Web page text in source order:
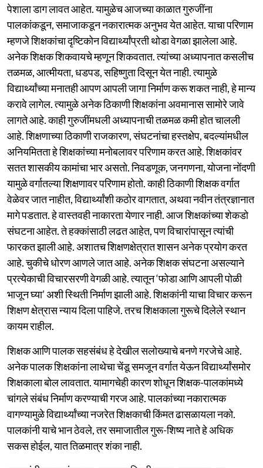
पेशाला डाग लावत आहेत. यामुळेच आजच्या काळात गुरुजींना
पालकांकडून, समाजाकडून नकारात्मक अनुभव येत आहेत. याचा परिणाम
म्हणजे शिक्षकांचा दृष्टिकोन विद्यार्थ्यांप्रती थोडा वेगळा झालेला आहे.
अनेक शिक्षक शिकवायचे म्हणून शिकवतात. त्यांच्या अध्यापनात कसलीच
तळमळ, आत्मीयता, धडपड, सहिष्णुता दिसून येत नाही. त्यामुळे
विद्यार्थ्यांच्या मनातही आपण आपली जागा निर्माण करू शकत नाही, हे मान्य
करावे लागेल. त्यामुळे अनेक ठिकाणी शिक्षकांना अवमानास सामोरे जावे
लागते आहे. काही गुरुजींमधली अध्यापनाची तळमळ कमी होत चालली
आहे. शिक्षणाच्या ठिकाणी राजकारण, संघटनांचा हस्तक्षेप, बदल्यांमधील
अनियमितता हे शिक्षकांच्या मनोबलावर परिणाम करत आहे. शिक्षकांवर
सतत शासकीय कामांचा भार असतो. निवडणूक, जनगणना, योजना नोंदणी
यामुळे वर्गातल्या शिक्षणावर परिणाम होतो. काही ठिकाणी शिक्षक वर्गात
वेळेवर जात नाहीत, विद्यार्थ्यांशी कठोर वागतात, अथवा नवीन तंत्रज्ञानात
मागे पडतात. हे वास्तवही नाकारता येणार नाही. आज शिक्षकांच्या शेकडो
संघटना आहेत. ते हक्कांसाठी लढत आहेत, पण विचारांपासून त्यांची
फारकत झाली आहे. अशातच शिक्षणक्षेत्रात शासन अनेक प्रयोग करत
आहे. चुकीचे धोरण आणले जात आहे. अनेक शिक्षक संघटना असल्याने
प्रत्येकाची विचारसरणी वेगळी आहे. त्यातून ‘फोडा आणि आपली पोळी
भाजून घ्या’ अशी स्थिती निर्माण झाली आहे. शिक्षकांनी याचा विचार करून
शिक्षण क्षेत्रास न्याय दिला पाहिजे. तरच शिक्षकाला गुरूचे दिलेले स्थान
कायम राहील.
शिक्षक आणि पालक सहसंबंध हे देखील सलोख्याचे बनणे गरजेचे आहे.
अनेक पालक शिक्षकांना लाथेचा चेंडू समजून वर्गात येऊन विद्यार्थ्यांसमोर
शिक्षकाला बोल लावतात. यामागचेही कारण शोधून शिक्षक-पालकांमध्ये
चांगले संबंध निर्माण करण्याची गरज आहे. पालकांच्या नकारात्मक
वागण्यामुळे विद्यार्थ्यांच्या नजरेत शिक्षकाची किंमत ढासळायला नको.
पालकांनी याचे भान ठेवले, तर समाजातील गुरू-शिष्य नाते हे अधिक
सकस होईल, यात तिळमात्र शंका नाही.